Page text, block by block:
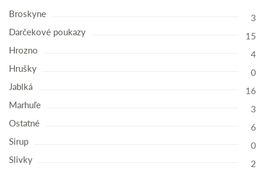
Broskyne
3
Darčekové poukazy
15
Hrozno
4
Hrušky
0
Jablká
16
Marhuľe
3
Ostatné
6
Sirup
0
Slivky
2